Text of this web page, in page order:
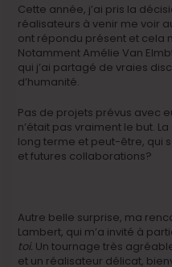
Cette année, j’ai pris la
réalisateurs à venir me voir
ont répondu présent et cela
Notamment Amélie Van
qui j’ai partagé de vraies
d’humanité.
Pas de projets prévus avec
n’était pas vraiment le but.
long terme et peut-être, qui
et futures collaborations?
Autre belle surprise, ma
Lambert, qui m’a invité à
toi. Un tournage très
et un réalisateur délicat,